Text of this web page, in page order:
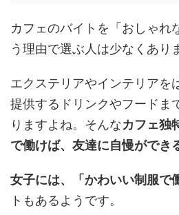
カフェのバイトを「おしゃれ
う理由で選ぶ人は少なくあり
エクステリアやインテリアを
提供するドリンクやフードま
りますよね。そんなカフェ独
で働けば、友達に自慢ができ
女子には、「かわいい制服で
トもあるようです。